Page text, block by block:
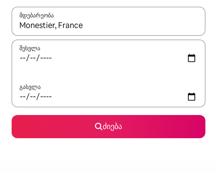
მდებარეობა
როცა შედეგები ხელმისაწვდომი გახდება, ნავიგაციისთვის
შესვლა
გასვლა
ძიება